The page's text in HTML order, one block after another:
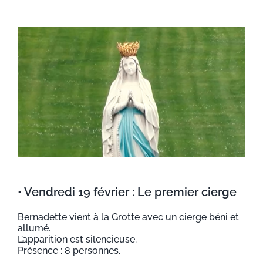
• Vendredi 19 février : Le premier cierge
Bernadette vient à la Grotte avec un cierge béni et
allumé.
L’apparition est silencieuse.
Présence : 8 personnes.